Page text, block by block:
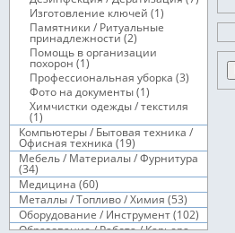
Изготовление ключей (1)
Памятники / Ритуальные
принадлежности (2)
Помощь в организации
похорон (1)
Профессиональная уборка (3)
Фото на документы (1)
Химчистки одежды / текстиля
(1)
Компьютеры / Бытовая техника /
Офисная техника (19)
Мебель / Материалы / Фурнитура
(34)
Медицина (60)
Металлы / Топливо / Химия (53)
Оборудование / Инструмент (102)
Образование / Работа / Карьера